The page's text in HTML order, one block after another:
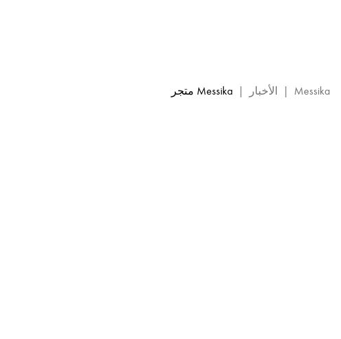
Messika
Messika
| الأخبار | Messika متجر